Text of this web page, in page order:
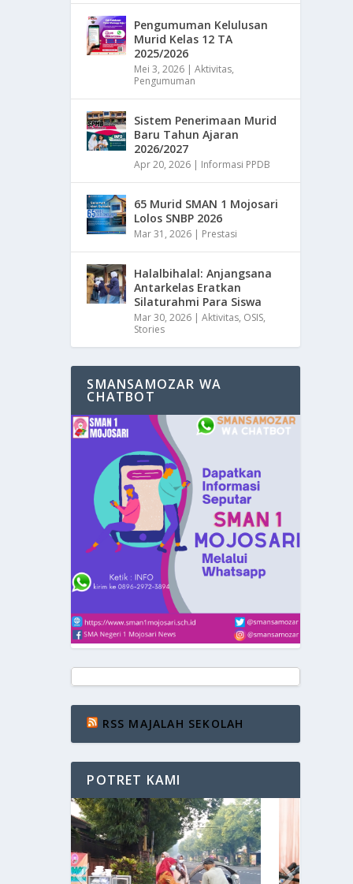
Pengumuman Kelulusan
Murid Kelas 12 TA
2025/2026
Mei 3, 2026 |Aktivitas,
Pengumuman
Sistem Penerimaan Murid
Baru Tahun Ajaran
2026/2027
Apr 20, 2026 | Informasi PPDB
65 Murid SMAN 1 Mojosari
Lolos SNBP 2026
Mar 31, 2026 | Prestasi
Halalbihalal: Anjangsana
Antarkelas Eratkan
Silaturahmi Para Siswa
Mar 30, 2026 |Aktivitas, OSIS,
Stories
SMANSAMOZAR WA
CHATBOT
RSS MAJALAH SEKOLAH
POTRET KAMI